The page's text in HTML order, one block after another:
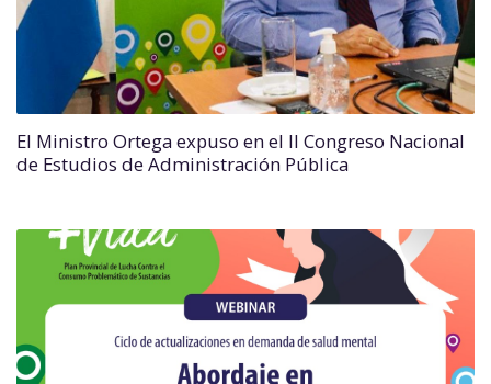
El Ministro Ortega expuso en el II Congreso Nacional
de Estudios de Administración Pública